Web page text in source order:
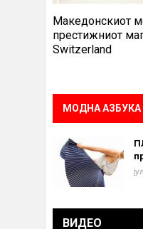
Македонскиот
престижниот
Switzerland
МОДНА АЗБУКА
ВИДЕО